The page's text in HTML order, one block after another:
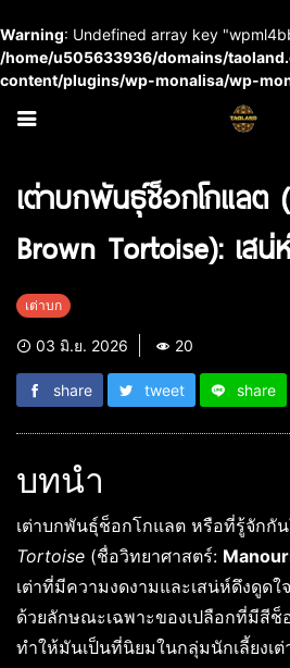
Warning: Undefined array key
/home/u505633936/domains/
content/plugins/wp-monalisa/wp-
เต่าบกพันธุ์ช็อกโกแลต
Brown Tortoise): เสน่
เต่าบก
03 มิ.ย. 2026 20
share tweet share
บทนำ
เต่าบกพันธุ์ช็อกโกแลต หรือที่รู้จักกั
Tortoise (ชื่อวิทยาศาสตร์:
เต่าที่มีความงดงามและเสน่ห์ดึงดูด
ด้วยลักษณะเฉพาะของเปลือกที่มีสีช็
ทำให้มันเป็นที่นิยมในกลุ่มนักเลี้ยงเต่